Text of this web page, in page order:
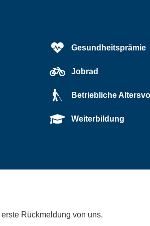
Gesundheitsprämie
Jobrad
Betriebliche
Weiterbildung
Rückmeldung von uns.